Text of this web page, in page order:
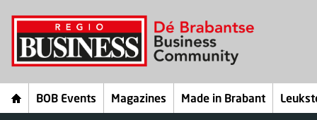
BOB Events Magazines Made in Brabant